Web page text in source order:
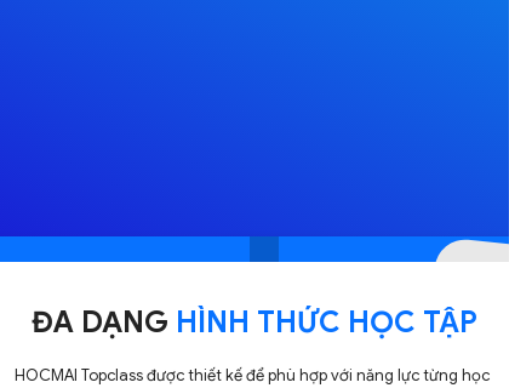
ĐA DẠNG HÌNH THỨC HỌC TẬP
HOCMAI Topclass được thiết kế để phù hợp với năng lực từng học